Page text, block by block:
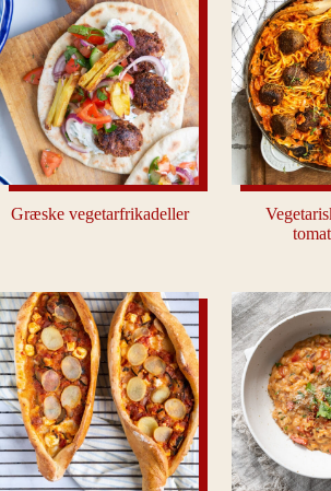
Græske vegetarfrikadeller